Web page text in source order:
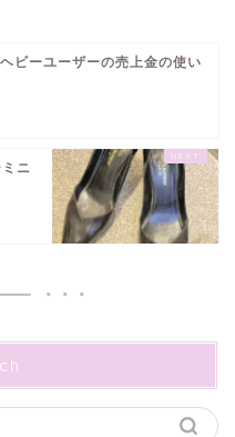
ビーユーザーの売上金の使い
ニ